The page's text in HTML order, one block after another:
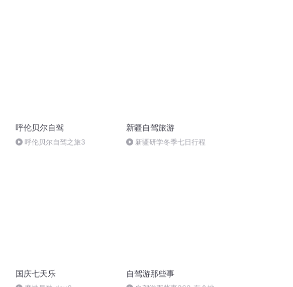
呼伦贝尔自驾
呼伦贝尔自驾之旅3
新疆自驾旅游
新疆研学冬季七日行程
国庆七天乐 自驾游那些事